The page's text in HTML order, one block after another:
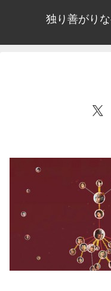
独り善がり